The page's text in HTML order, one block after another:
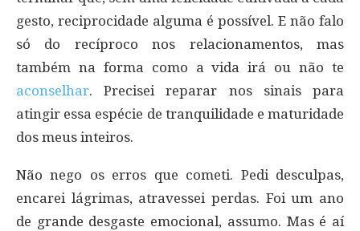
gesto, reciprocidade alguma é possível. E não falo
só do recíproco nos relacionamentos, mas
também na forma como a vida irá ou não te
aconselhar. Precisei reparar nos sinais para
atingir essa espécie de tranquilidade e maturidade
dos meus inteiros.
Não nego os erros que cometi. Pedi desculpas,
encarei lágrimas, atravessei perdas. Foi um ano
de grande desgaste emocional, assumo. Mas é aí